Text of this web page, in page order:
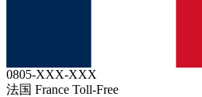
0805-XXX-XXX
法国 France Toll-Free